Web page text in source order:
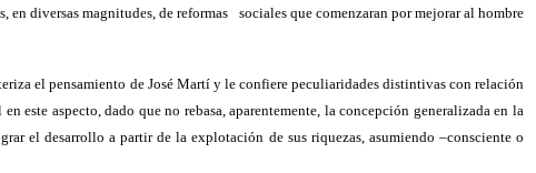
diversas magnitudes, de reformas
sociales que comenzaran por mejorar al hombre
el pensamiento de José Martí y le confiere peculiaridades distintivas con relación
este aspecto, dado que no rebasa, aparentemente, la concepción generalizada en la
el desarrollo a partir de la explotación de sus riquezas, asumiendo –consciente o